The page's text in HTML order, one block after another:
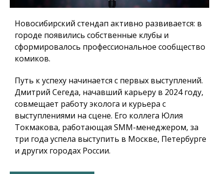
Новосибирский стендап активно развивается: в
городе появились собственные клубы и
сформировалось профессиональное сообщество
комиков.
Путь к успеху начинается с первых выступлений.
Дмитрий Сегеда, начавший карьеру в 2024 году,
совмещает работу эколога и курьера с
выступлениями на сцене. Его коллега Юлия
Токмакова, работающая SMM-менеджером, за
три года успела выступить в Москве, Петербурге
и других городах России.